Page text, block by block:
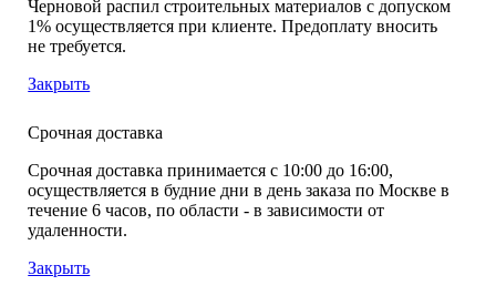
Черновой распил строительных материалов с допуском
1% осуществляется при клиенте. Предоплату вносить
не требуется.
Закрыть
Срочная доставка
Срочная доставка принимается с 10:00 до 16:00,
осуществляется в будние дни в день заказа по Москве в
течение 6 часов, по области - в зависимости от
удаленности.
Закрыть